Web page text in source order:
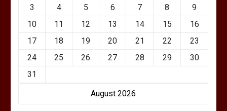
August 2026
3
4 5 6 7 8
9
10
11 12 13 14 15
16
17
18 19 20 21 22
23
24
25 26 27 28 29
30
31